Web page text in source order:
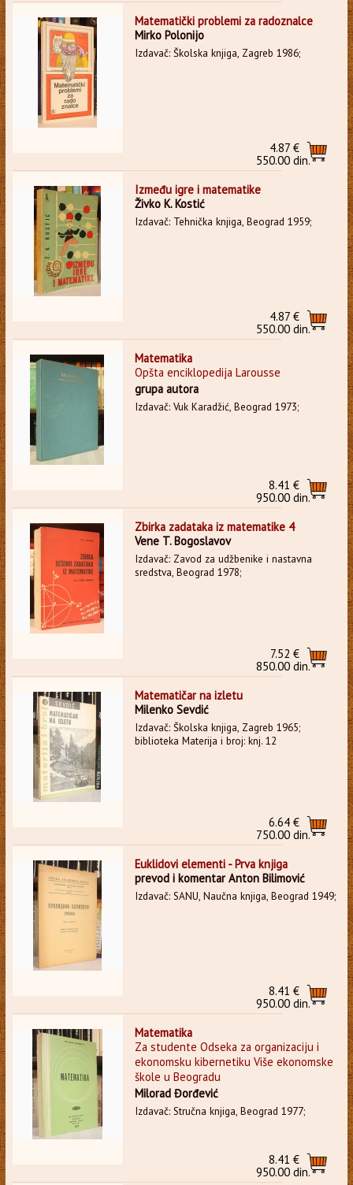
Matematički problemi za radoznalce
Mirko Polonijo
Izdavač: Školska knjiga, Zagreb 1986;
4.87 €
550.00 din.
Između igre i matematike
Živko K. Kostić
Izdavač: Tehnička knjiga, Beograd 1959;
4.87 €
550.00 din.
Matematika
Opšta enciklopedija Larousse
grupa autora
Izdavač: Vuk Karadžić, Beograd 1973;
8.41 €
950.00 din.
Zbirka zadataka iz matematike 4
Vene T. Bogoslavov
Izdavač: Zavod za udžbenike i nastavna
sredstva, Beograd 1978;
7.52 €
850.00 din.
Matematičar na izletu
Milenko Sevdić
Izdavač: Školska knjiga, Zagreb 1965;
biblioteka Materija i broj: knj. 12
6.64 €
750.00 din.
Euklidovi elementi - Prva knjiga
prevod i komentar Anton Bilimović
Izdavač: SANU, Naučna knjiga, Beograd 1949;
8.41 €
950.00 din.
Matematika
Za studente Odseka za organizaciju i
ekonomsku kibernetiku Više ekonomske
škole u Beogradu
Milorad Đorđević
Izdavač: Stručna knjiga, Beograd 1977;
8.41 €
950.00 din.